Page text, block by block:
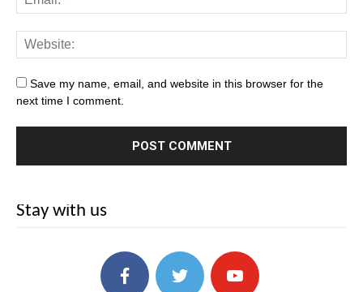
Save my name, email, and website in this browser for the
next time I comment.
Stay with us